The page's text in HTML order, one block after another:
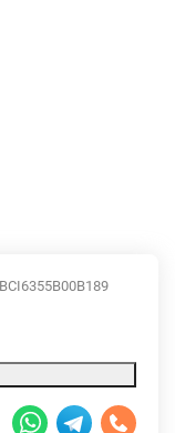
BCI6355B00B189